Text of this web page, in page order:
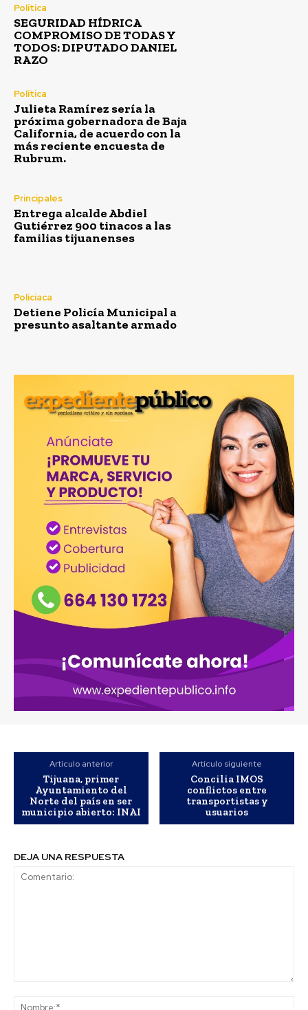
Política
SEGURIDAD HÍDRICA
COMPROMISO DE TODAS Y
TODOS: DIPUTADO DANIEL
RAZO
Política
Julieta Ramírez sería la
próxima gobernadora de Baja
California, de acuerdo con la
más reciente encuesta de
Rubrum.
Principales
Entrega alcalde Abdiel
Gutiérrez 900 tinacos a las
familias tijuanenses
Policiaca
Detiene Policía Municipal a
presunto asaltante armado
Artículo anterior
Tijuana, primer
Ayuntamiento del
Norte del país en ser
municipio abierto: INAI
Artículo siguiente
Concilia IMOS
conflictos entre
transportistas y
usuarios
DEJA UNA RESPUESTA